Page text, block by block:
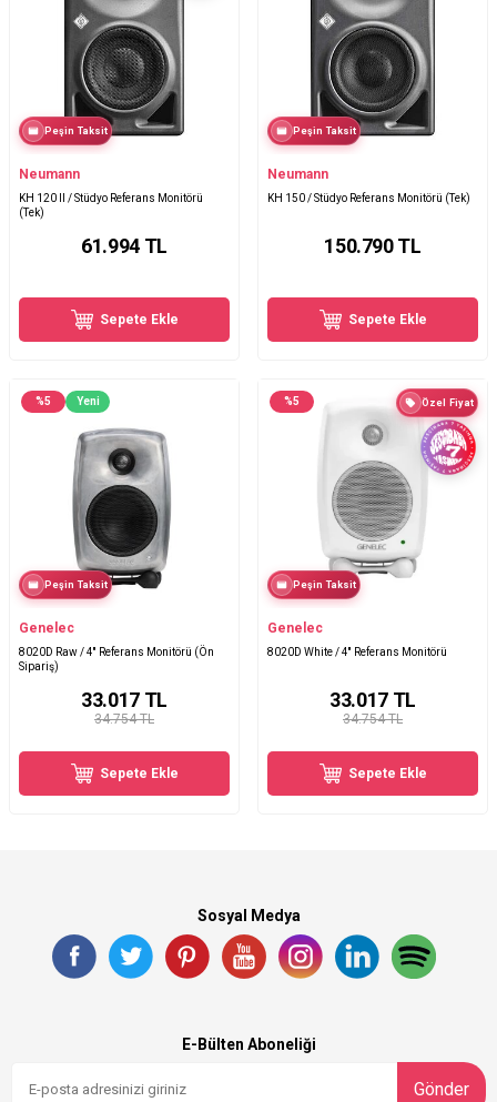
Peşin Taksit
Neumann
KH 120 II / Stüdyo Referans Monitörü
(Tek)
61.994TL
Sepete Ekle
Peşin Taksit
Neumann
KH 150 / Stüdyo Referans Monitörü (Tek)
150.790TL
Sepete Ekle
%5 Yeni
Peşin Taksit
Genelec
8020D Raw / 4′′ Referans Monitörü (Ön
Sipariş)
34.754 TL
33.017TL
Sepete Ekle
%5 Özel Fiyat
Peşin Taksit
Genelec
8020D White / 4'' Referans Monitörü
34.754 TL
33.017TL
Sepete Ekle
Sosyal Medya
E-Bülten Aboneliği
Gönder